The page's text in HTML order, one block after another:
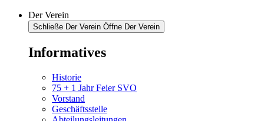
Der Verein
Schließe Der Verein Öffne Der Verein
Informatives
Historie
75 + 1 Jahr Feier SVO
Vorstand
Geschäftsstelle